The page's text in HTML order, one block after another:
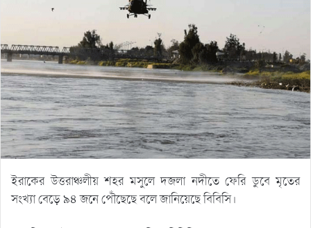
ইরাকের উত্তরাঞ্চলীয় শহর মসুলে দজলা নদীতে ফেরি ডুবে মৃতের
সংখ্যা বেড়ে ৯৪ জনে পৌঁছেছে বলে জানিয়েছে বিবিসি।